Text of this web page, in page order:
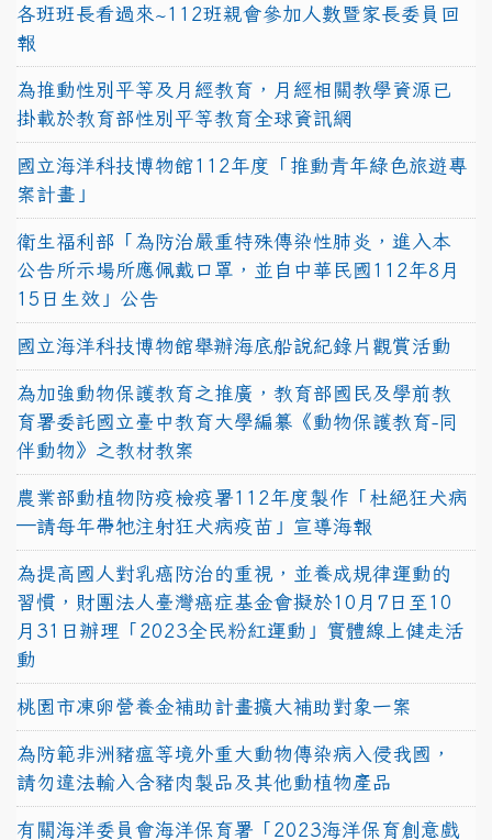
各班班長看過來~112班親會參加人數暨家長委員回
報
為推動性別平等及月經教育，月經相關教學資源已
掛載於教育部性別平等教育全球資訊網
國立海洋科技博物館112年度「推動青年綠色旅遊專
案計畫」
衛生福利部「為防治嚴重特殊傳染性肺炎，進入本
公告所示場所應佩戴口罩，並自中華民國112年8月
15日生效」公告
國立海洋科技博物館舉辦海底船說紀錄片觀賞活動
為加強動物保護教育之推廣，教育部國民及學前教
育署委託國立臺中教育大學編纂《動物保護教育-同
伴動物》之教材教案
農業部動植物防疫檢疫署112年度製作「杜絕狂犬病
—請每年帶牠注射狂犬病疫苗」宣導海報
為提高國人對乳癌防治的重視，並養成規律運動的
習慣，財團法人臺灣癌症基金會擬於10月7日至10
月31日辦理「2023全民粉紅運動」實體線上健走活
動
桃園市凍卵營養金補助計畫擴大補助對象一案
為防範非洲豬瘟等境外重大動物傳染病入侵我國，
請勿違法輸入含豬肉製品及其他動植物產品
有關海洋委員會海洋保育署「2023海洋保育創意戲